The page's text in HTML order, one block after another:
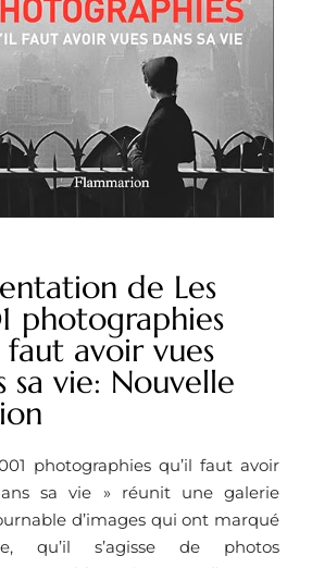
de Les
photographies
avoir vues
sa vie: Nouvelle
photographies qu’il faut avoir
sa vie » réunit une galerie
d’images qui ont marqué
qu’il s’agisse de photos